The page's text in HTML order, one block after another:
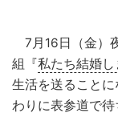
7月16日（金）
組『私たち結婚し
生活を送ることに
わりに表参道で